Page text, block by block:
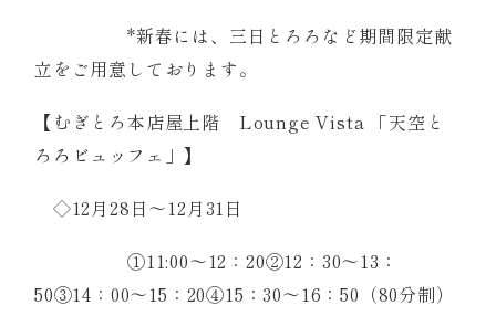
*新春には、三日とろろなど期間限定献
立をご用意しております。
【むぎとろ本店屋上階 Lounge Vista 「天空と
ろろビュッフェ」】
◇12月28日～12月31日
①11:00～12：20②12：30～13：
50③14：00～15：20④15：30～16：50（80分制）